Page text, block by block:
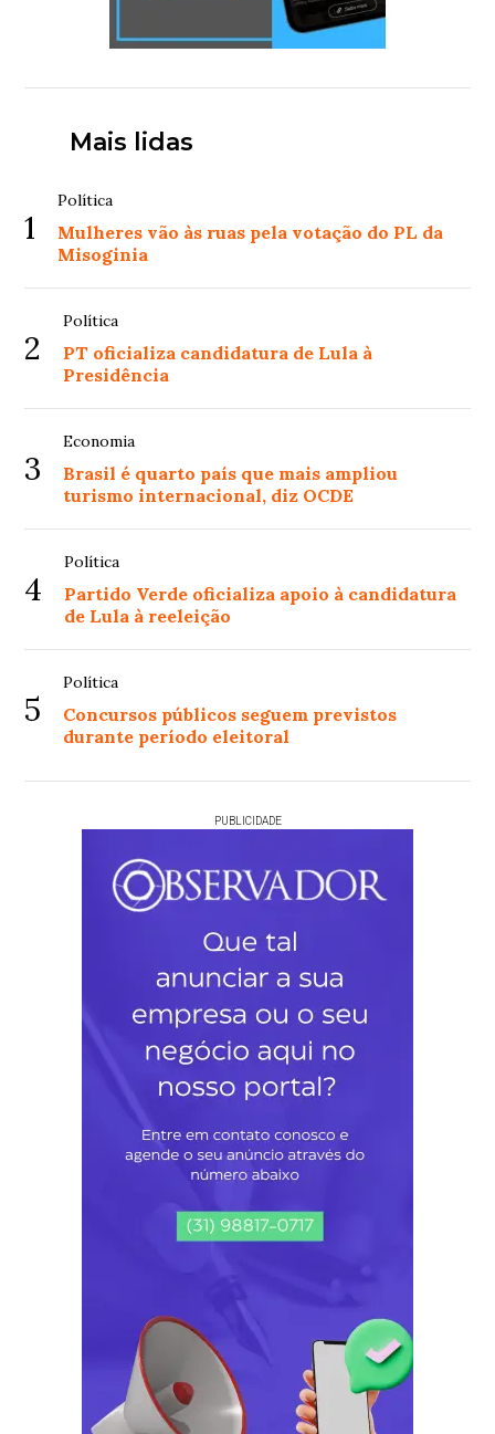
Mais lidas
1
Política
Mulheres vão às ruas pela votação do PL da
Misoginia
2
Política
PT oficializa candidatura de Lula à
Presidência
3
Economia
Brasil é quarto país que mais ampliou
turismo internacional, diz OCDE
4
Política
Partido Verde oficializa apoio à candidatura
de Lula à reeleição
5
Política
Concursos públicos seguem previstos
durante período eleitoral
PUBLICIDADE